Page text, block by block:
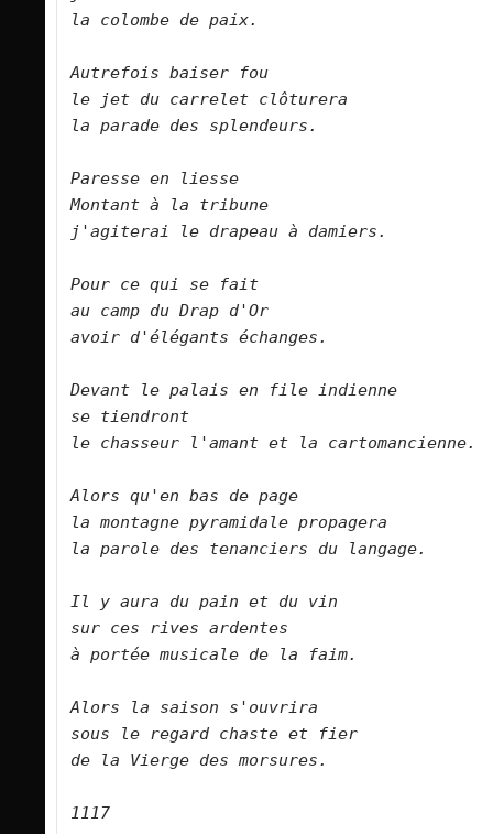
la colombe de paix.
Autrefois baiser fou
le jet du carrelet clôturera
la parade des splendeurs.
Paresse en liesse
Montant à la tribune
j'agiterai le drapeau à damiers.
Pour ce qui se fait
au camp du Drap d'Or
avoir d'élégants échanges.
Devant le palais en file indienne
se tiendront
le chasseur l'amant et la cartomancienne.
Alors qu'en bas de page
la montagne pyramidale propagera
la parole des tenanciers du
Il y aura du pain et du vin
sur ces rives ardentes
à portée musicale de la faim.
Alors la saison s'ouvrira
sous le regard chaste et fier
de la Vierge des morsures.
1117